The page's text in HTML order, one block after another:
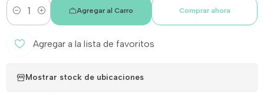
Cantidad
Agregar al Carro Comprar ahora
Agregar a la lista de favoritos
Mostrar stock de ubicaciones